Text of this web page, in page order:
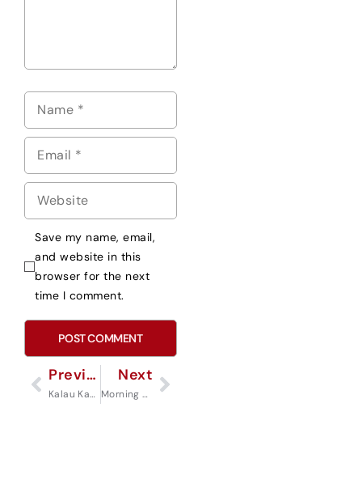
Save my name, email,
and website in this
browser for the next
time I comment.
Previous
Kalau Kamu Pasangan Menikah, Jangan Lakukan Ini Kalau Sedang Bertengkar!
Next
Morning Wood, Sehat Gak Sih?